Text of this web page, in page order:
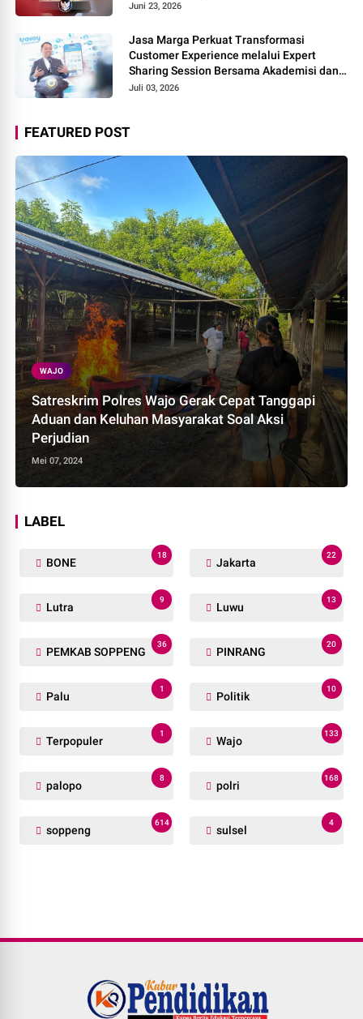
Juni 23, 2026
Jasa Marga Perkuat Transformasi
Customer Experience melalui Expert
Sharing Session Bersama Akademisi dan
Praktisi
Juli 03, 2026
FEATURED POST
WAJO
Satreskrim Polres Wajo Gerak Cepat Tanggapi
Aduan dan Keluhan Masyarakat Soal Aksi
Perjudian
Mei 07, 2024
LABEL
BONE
18
Jakarta
22
Lutra
9
Luwu
13
PEMKAB SOPPENG
36
PINRANG
20
Palu
1
Politik
10
Terpopuler
1
Wajo
133
palopo
8
polri
168
soppeng
614
sulsel
4